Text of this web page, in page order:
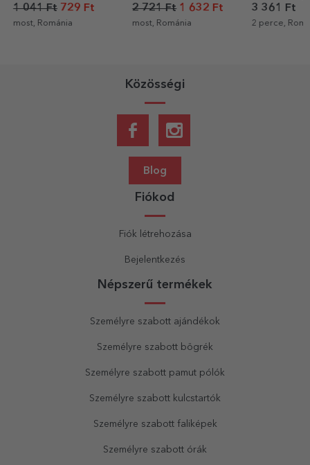
-
fotóval és szöveggel
2 721 Ft1 632 Ft
most, Románia
fotóval
3 361 Ft
2 perce, Románia
400
14
Közösségi
Blog
Fiókod
Fiók létrehozása
Bejelentkezés
Népszerű termékek
Személyre szabott ajándékok
Személyre szabott bögrék
Személyre szabott pamut pólók
Személyre szabott kulcstartók
Személyre szabott faliképek
Személyre szabott órák